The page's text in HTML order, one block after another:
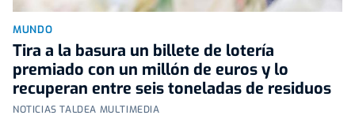
MUNDO
Tira a la basura un billete de lotería
premiado con un millón de euros y lo
recuperan entre seis toneladas de residuos
NOTICIAS TALDEA MULTIMEDIA